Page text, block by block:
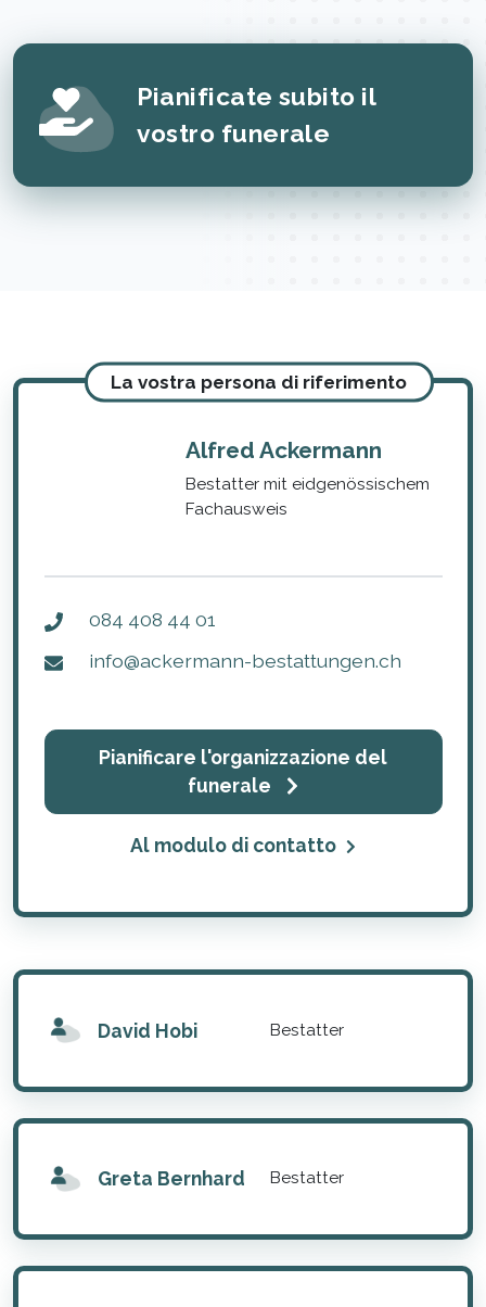
Pianificate subito il
vostro funerale
La vostra persona di riferimento
Alfred Ackermann
Bestatter mit eidgenössischem
Fachausweis
084 408 44 01
info@ackermann-bestattungen.ch
Pianificare l'organizzazione del
funerale
Al modulo di contatto
David Hobi Bestatter
Greta Bernhard Bestatter